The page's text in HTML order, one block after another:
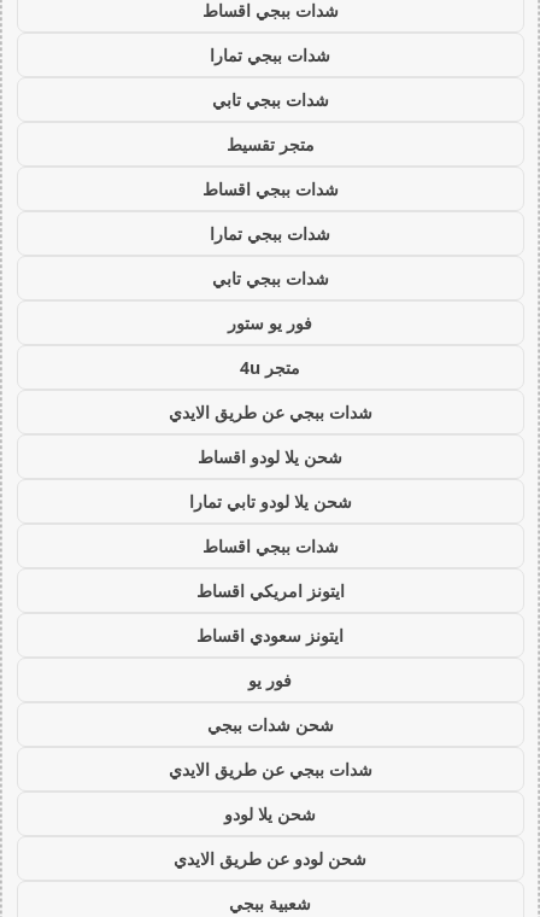
شدات ببجي اقساط
شدات ببجي تمارا
شدات ببجي تابي
متجر تقسيط
شدات ببجي اقساط
شدات ببجي تمارا
شدات ببجي تابي
فور يو ستور
متجر 4u
شدات ببجي عن طريق الايدي
شحن يلا لودو اقساط
شحن يلا لودو تابي تمارا
شدات ببجي اقساط
ايتونز امريكي اقساط
ايتونز سعودي اقساط
فور يو
شحن شدات ببجي
شدات ببجي عن طريق الايدي
شحن يلا لودو
شحن لودو عن طريق الايدي
شعبية ببجي